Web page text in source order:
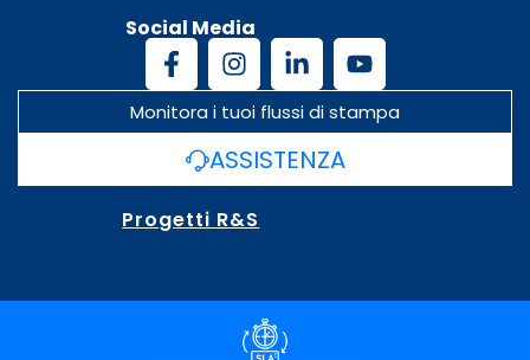
Social Media
Monitora i tuoi flussi di stampa
ASSISTENZA
Progetti R&S